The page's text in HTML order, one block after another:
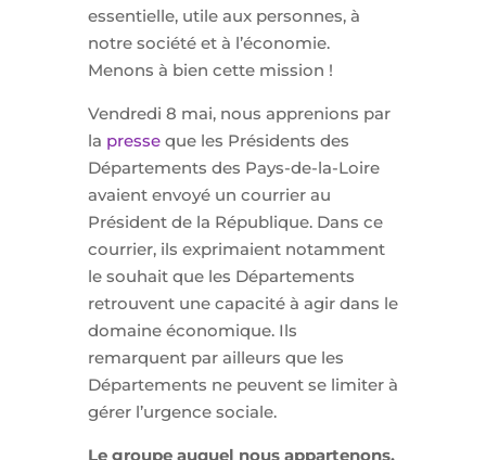
essentielle, utile aux personnes, à
notre société et à l’économie.
Menons à bien cette mission !
Vendredi 8 mai, nous apprenions par
la presseque les Présidents des
Départements des Pays-de-la-Loire
avaient envoyé un courrier au
Président de la République. Dans ce
courrier, ils exprimaient notamment
le souhait que les Départements
retrouvent une capacité à agir dans le
domaine économique. Ils
remarquent par ailleurs que les
Départements ne peuvent se limiter à
gérer l’urgence sociale.
Le groupe auquel nous appartenons,